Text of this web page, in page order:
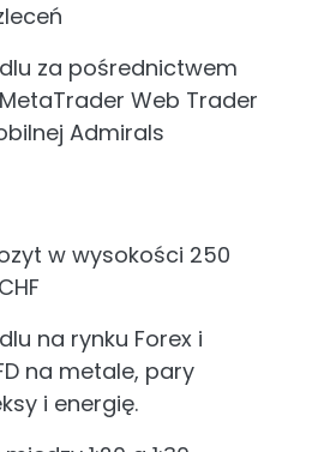
za pośrednictwem
Web Trader
Admirals
w wysokości 250
na rynku Forex i
na metale, pary
i energię.